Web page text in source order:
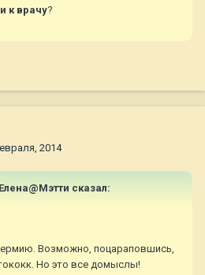
к врачу?
2014
сказал:
Возможно, поцараповшись,
Но это все домыслы!